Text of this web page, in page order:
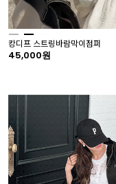
캉디프 스트링바람막이점퍼
45,000원